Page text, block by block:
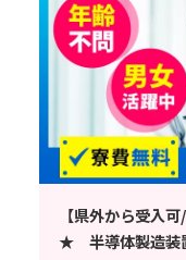
【県外から受入
★ 半導体製造装